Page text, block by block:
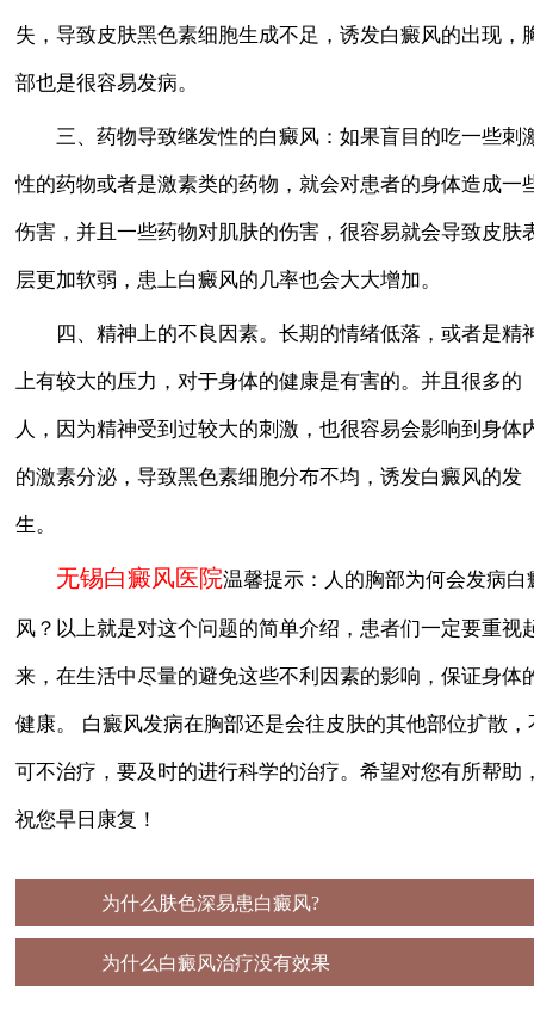
失，导致皮肤黑色素细胞生成不足，诱发白癜风的出现，
部也是很容易发病。
三、药物导致继发性的白癜风：如果盲目的吃一些刺
性的药物或者是激素类的药物，就会对患者的身体造成一
伤害，并且一些药物对肌肤的伤害，很容易就会导致皮肤
层更加软弱，患上白癜风的几率也会大大增加。
四、精神上的不良因素。长期的情绪低落，或者是精
上有较大的压力，对于身体的健康是有害的。并且很多的
人，因为精神受到过较大的刺激，也很容易会影响到身体
的激素分泌，导致黑色素细胞分布不均，诱发白癜风的发
生。
无锡白癜风医院温馨提示：人的胸部为何会发病白
风？以上就是对这个问题的简单介绍，患者们一定要重视
来，在生活中尽量的避免这些不利因素的影响，保证身体
健康。 白癜风发病在胸部还是会往皮肤的其他部位扩散，
可不治疗，要及时的进行科学的治疗。希望对您有所帮助
祝您早日康复！
为什么肤色深易患白癜风?
为什么白癜风治疗没有效果